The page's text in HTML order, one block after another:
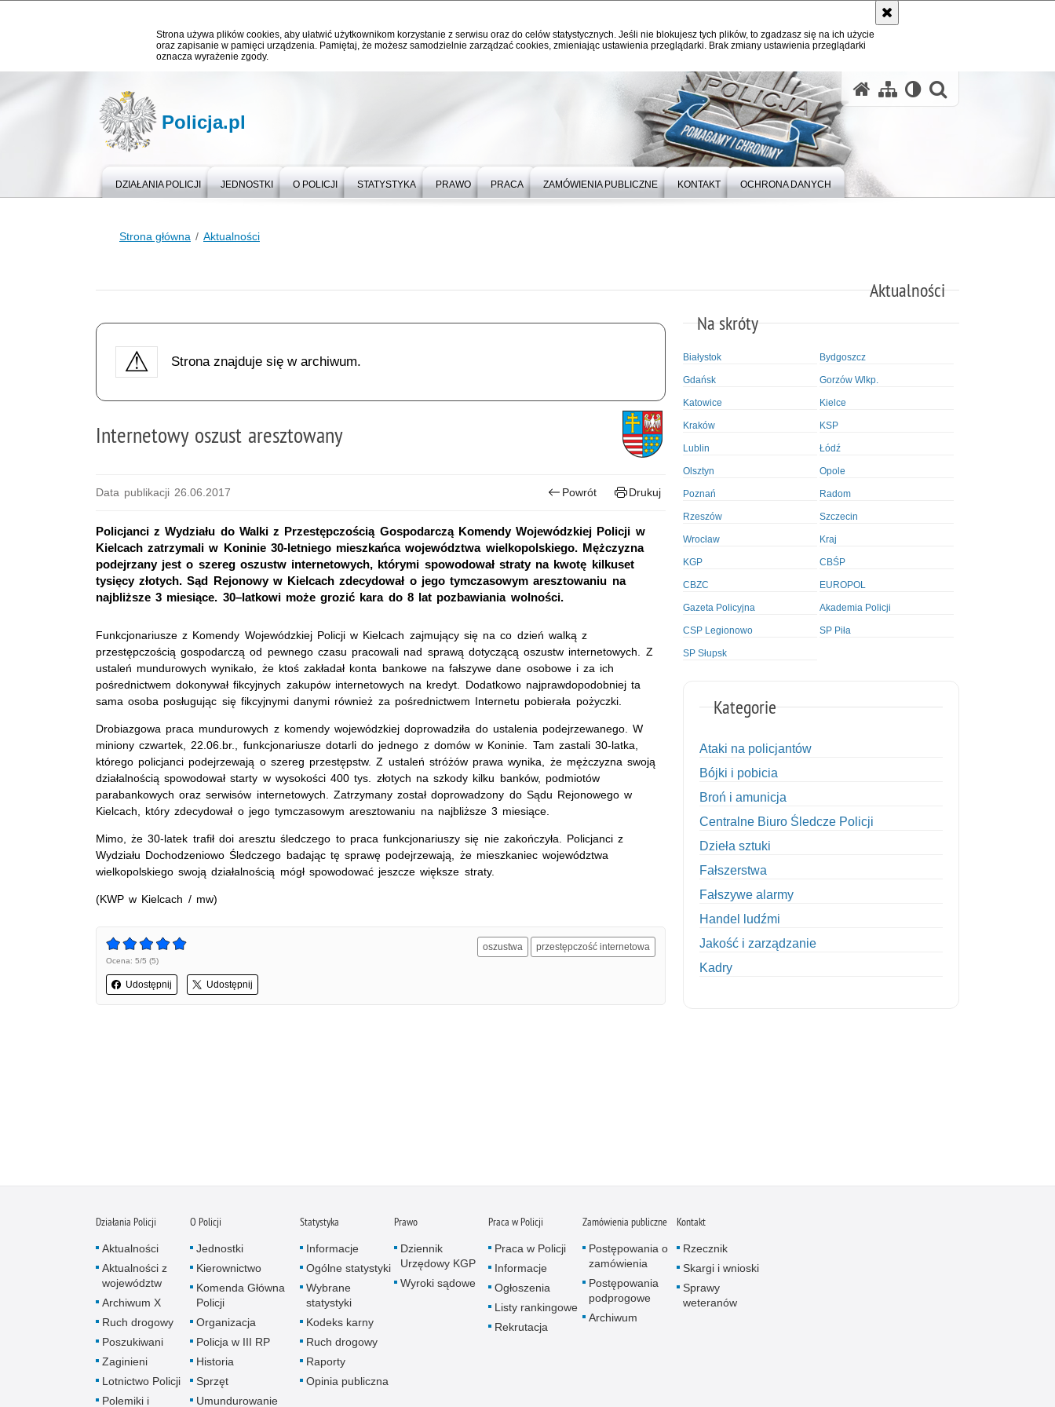
Strona używa plików cookies, aby ułatwić użytkownikom korzystanie z serwisu oraz do celów statystycznych. Jeśli nie blokujesz tych plików, to zgadzasz się na ich użycie
oraz zapisanie w pamięci urządzenia. Pamiętaj, że możesz samodzielnie zarządzać cookies, zmieniając ustawienia przeglądarki. Brak zmiany ustawienia przeglądarki
oznacza wyrażenie zgody.
Policja.pl
DZIAŁANIA POLICJI JEDNOSTKI O POLICJI STATYSTYKA PRAWO PRACA ZAMÓWIENIA PUBLICZNE KONTAKT OCHRONA DANYCH
Strona główna Aktualności
Aktualności
Strona znajduje się w archiwum.
Internetowy oszust aresztowany
Data publikacji 26.06.2017 Powrót Drukuj
Policjanci z Wydziału do Walki z Przestępczością Gospodarczą Komendy Wojewódzkiej Policji w
Kielcach zatrzymali w Koninie 30-letniego mieszkańca województwa wielkopolskiego. Mężczyzna
podejrzany jest o szereg oszustw internetowych, którymi spowodował straty na kwotę kilkuset
tysięcy złotych. Sąd Rejonowy w Kielcach zdecydował o jego tymczasowym aresztowaniu na
najbliższe 3 miesiące. 30–latkowi może grozić kara do 8 lat pozbawiania wolności.
Funkcjonariusze z Komendy Wojewódzkiej Policji w Kielcach zajmujący się na co dzień walką z
przestępczością gospodarczą od pewnego czasu pracowali nad sprawą dotyczącą oszustw internetowych. Z
ustaleń mundurowych wynikało, że ktoś zakładał konta bankowe na fałszywe dane osobowe i za ich
pośrednictwem dokonywał fikcyjnych zakupów internetowych na kredyt. Dodatkowo najprawdopodobniej ta
sama osoba posługując się fikcyjnymi danymi również za pośrednictwem Internetu pobierała pożyczki.
Drobiazgowa praca mundurowych z komendy wojewódzkiej doprowadziła do ustalenia podejrzewanego. W
miniony czwartek, 22.06.br., funkcjonariusze dotarli do jednego z domów w Koninie. Tam zastali 30-latka,
którego policjanci podejrzewają o szereg przestępstw. Z ustaleń stróżów prawa wynika, że mężczyzna swoją
działalnością spowodował starty w wysokości 400 tys. złotych na szkody kilku banków, podmiotów
parabankowych oraz serwisów internetowych. Zatrzymany został doprowadzony do Sądu Rejonowego w
Kielcach, który zdecydował o jego tymczasowym aresztowaniu na najbliższe 3 miesiące.
Mimo, że 30-latek trafił doi aresztu śledczego to praca funkcjonariuszy się nie zakończyła. Policjanci z
Wydziału Dochodzeniowo Śledczego badając tę sprawę podejrzewają, że mieszkaniec województwa
wielkopolskiego swoją działalnością mógł spowodować jeszcze większe straty.
(KWP w Kielcach / mw)
Ocena: 5/5 (5)
Udostępnij Udostępnij
oszustwa przestępczość internetowa
Na skróty
Białystok Bydgoszcz
Gdańsk Gorzów Wlkp.
Katowice Kielce
Kraków KSP
Lublin Łódź
Olsztyn Opole
Poznań Radom
Rzeszów Szczecin
Wrocław Kraj
KGP CBŚP
CBZC EUROPOL
Gazeta Policyjna Akademia Policji
CSP Legionowo SP Piła
SP Słupsk
Kategorie
Ataki na policjantów
Bójki i pobicia
Broń i amunicja
Centralne Biuro Śledcze Policji
Dzieła sztuki
Fałszerstwa
Fałszywe alarmy
Handel ludźmi
Jakość i zarządzanie
Kadry
Nietrzeźwi kierujący
Nietrzeźwi opiekunowie
Działania Policji
Aktualności
Aktualności z
województw
Archiwum X
Ruch drogowy
Poszukiwani
Zaginieni
Lotnictwo Policji
Polemiki i
O Policji
Jednostki
Kierownictwo
Komenda Główna
Policji
Organizacja
Policja w III RP
Historia
Sprzęt
Umundurowanie
Statystyka
Informacje
Ogólne statystyki
Wybrane
statystyki
Kodeks karny
Ruch drogowy
Raporty
Opinia publiczna
Prawo
Dziennik
Urzędowy KGP
Wyroki sądowe
Praca w Policji
Praca w Policji
Informacje
Ogłoszenia
Listy rankingowe
Rekrutacja
Zamówienia publiczne
Postępowania o
zamówienia
Postępowania
podprogowe
Archiwum
Kontakt
Rzecznik
Skargi i wnioski
Sprawy
weteranów